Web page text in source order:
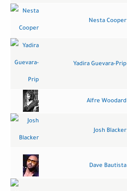
Nesta Cooper
Yadira Guevara-Prip
Alfre Woodard
Josh Blacker
Dave Bautista